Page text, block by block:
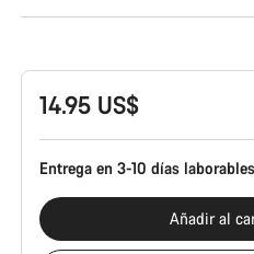
producto
14.95 US$
Entrega en 3-10 días laborables
Añadir al